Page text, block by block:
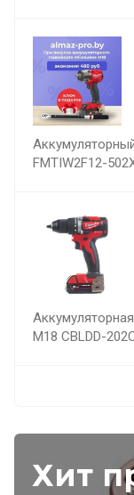
FMTIW2F12-
M18 CBLDD-
Хит